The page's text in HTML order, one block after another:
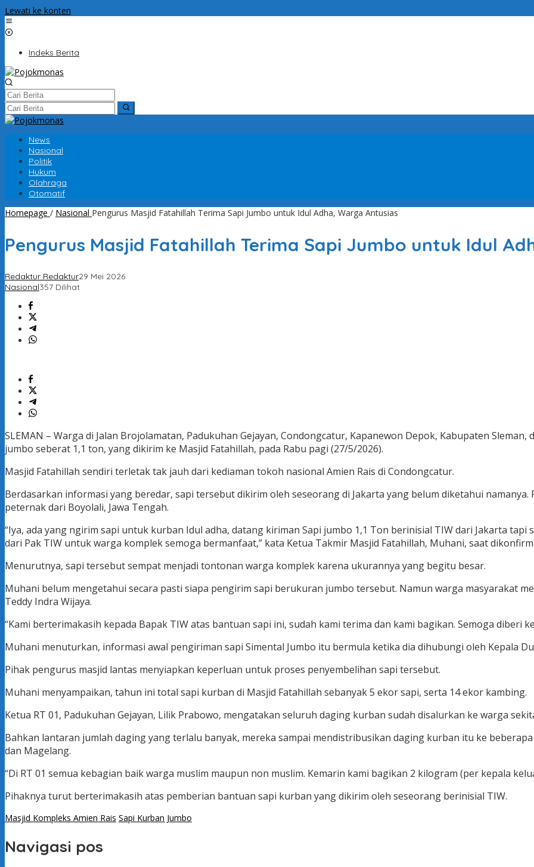
Lewati ke konten
Indeks Berita
News
Nasional
Politik
Hukum
Olahraga
Otomatif
Homepage / Nasional Pengurus Masjid Fatahillah Terima Sapi Jumbo untuk Idul Adha, Warga Antusias
Pengurus Masjid Fatahillah Terima Sapi Jumbo untuk Idul
Redaktur Redaktur29 Mei 2026
Nasional357 Dilihat
SLEMAN – Warga di Jalan Brojolamatan, Padukuhan Gejayan, Condongcatur, Kapanewon Depok, Kabupaten
jumbo seberat 1,1 ton, yang dikirim ke Masjid Fatahillah, pada Rabu pagi (27/5/2026).
Masjid Fatahillah sendiri terletak tak jauh dari kediaman tokoh nasional Amien Rais di Condongcatur.
Berdasarkan informasi yang beredar, sapi tersebut dikirim oleh seseorang di Jakarta yang belum diketahui
peternak dari Boyolali, Jawa Tengah.
“Iya, ada yang ngirim sapi untuk kurban Idul adha, datang kiriman Sapi jumbo 1,1 Ton berinisial TIW dari Jakarta
dari Pak TIW untuk warga komplek semoga bermanfaat,” kata Ketua Takmir Masjid Fatahillah, Muhani, saat
Menurutnya, sapi tersebut sempat menjadi tontonan warga komplek karena ukurannya yang begitu besar.
Muhani belum mengetahui secara pasti siapa pengirim sapi berukuran jumbo tersebut. Namun warga masyarakat
Teddy Indra Wijaya.
“Kami berterimakasih kepada Bapak TIW atas bantuan sapi ini, sudah kami terima dan kami bagikan. Semoga diberi
Muhani menuturkan, informasi awal pengiriman sapi Simental Jumbo itu bermula ketika dia dihubungi oleh Kepala
Pihak pengurus masjid lantas menyiapkan keperluan untuk proses penyembelihan sapi tersebut.
Muhani menyampaikan, tahun ini total sapi kurban di Masjid Fatahillah sebanyak 5 ekor sapi, serta 14 ekor kambing.
Ketua RT 01, Padukuhan Gejayan, Lilik Prabowo, mengatakan seluruh daging kurban sudah disalurkan ke warga
Bahkan lantaran jumlah daging yang terlalu banyak, mereka sampai mendistribusikan daging kurban itu ke
dan Magelang.
“Di RT 01 semua kebagian baik warga muslim maupun non muslim. Kemarin kami bagikan 2 kilogram (per kepala
Pihaknya turut berterimakasih atas pemberian bantuan sapi kurban yang dikirim oleh seseorang berinisial TIW.
Masjid Kompleks Amien Rais Sapi Kurban Jumbo
Navigasi pos